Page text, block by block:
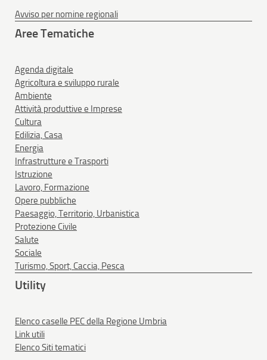
Avviso per nomine regionali
Aree Tematiche
Agenda digitale
Agricoltura e sviluppo rurale
Ambiente
Attività produttive e Imprese
Cultura
Edilizia, Casa
Energia
Infrastrutture e Trasporti
Istruzione
Lavoro, Formazione
Opere pubbliche
Paesaggio, Territorio, Urbanistica
Protezione Civile
Salute
Sociale
Turismo, Sport, Caccia, Pesca
Utility
Elenco caselle PEC della Regione Umbria
Link utili
Elenco Siti tematici